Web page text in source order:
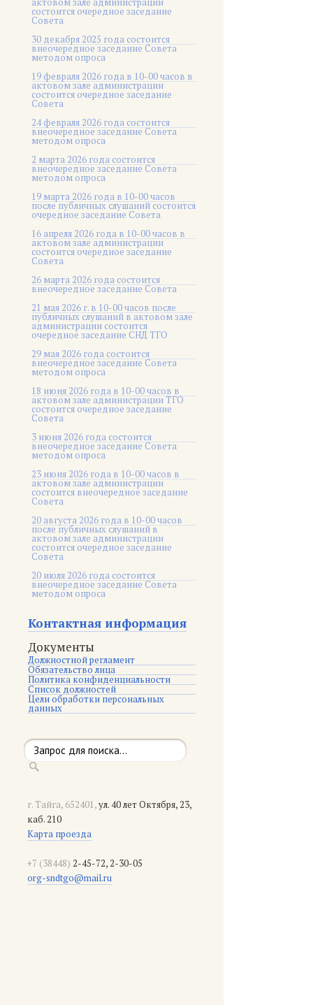
состоится очередное заседание
Совета
30 декабря 2025 года состоится
внеочередное заседание Совета
методом опроса
19 февраля 2026 года в 10-00 часов в
актовом зале администрации
состоится очередное заседание
Совета
24 февраля 2026 года состоится
внеочередное заседание Совета
методом опроса
2 марта 2026 года состоится
внеочередное заседание Совета
методом опроса
19 марта 2026 года в 10-00 часов
после публичных слушаний состоится
очередное заседание Совета
16 апреля 2026 года в 10-00 часов в
актовом зале администрации
состоится очередное заседание
Совета
26 марта 2026 года состоится
внеочередное заседание Совета
21 мая 2026 г. в 10-00 часов после
публичных слушаний в актовом зале
администрации состоится
очередное заседание СНД ТГО
29 мая 2026 года состоится
внеочередное заседание Совета
методом опроса
18 июня 2026 года в 10-00 часов в
актовом зале администрации ТГО
состоится очередное заседание
Совета
3 июня 2026 года состоится
внеочередное заседание Совета
методом опроса
23 июня 2026 года в 10-00 часов в
актовом зале администрации
состоится внеочередное заседание
Совета
20 августа 2026 года в 10-00 часов
после публичных слушаний в
актовом зале администрации
состоится очередное заседание
Совета
20 июля 2026 года состоится
внеочередное заседание Совета
методом опроса
Контактная информация
Документы
Должностной регламент
Обязательство лица
Политика конфиденциальности
Список должностей
Цели обработки персональных
данных
г. Тайга, 652401,ул. 40 лет Октября, 23,
каб. 210
Карта проезда
+7 (38448) 2-45-72, 2-30-05
org-sndtgo@mail.ru